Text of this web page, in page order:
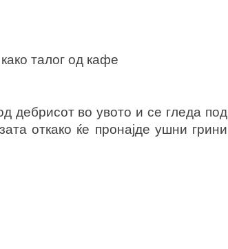
талог од кафе
дебрисот во увото и се гледа под
откако ќе пронајде ушни грини